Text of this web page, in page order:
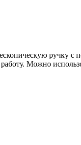
ручку
Можно